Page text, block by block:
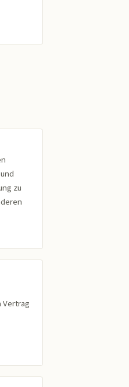
zu
Vertrag